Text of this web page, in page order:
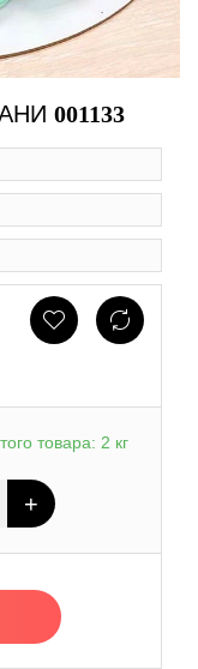
001133
товара: 2 кг
+